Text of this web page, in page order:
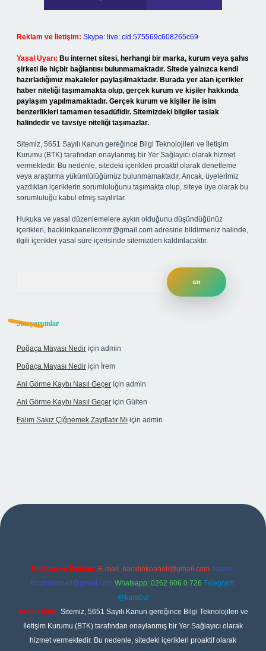
Reklam ve İletişim: Skype: live:.cid.575569c608265c69
Yasal Uyarı: Bu internet sitesi, herhangi bir marka, kurum veya şahıs
şirketi ile hiçbir bağlantısı bulunmamaktadır. Sitede yalnızca kendi
hazırladığımız makaleler paylaşılmaktadır. Burada yer alan içerikler
haber niteliği taşımamakta olup, gerçek kurum ve kişiler hakkında
paylaşım yapılmamaktadır. Gerçek kurum ve kişiler ile isim
benzerlikleri tamamen tesadüfidir. Sitemizdeki bilgiler taslak
halindedir ve tavsiye niteliği taşımazlar.
Sitemiz, 5651 Sayılı Kanun gereğince Bilgi Teknolojileri ve İletişim
Kurumu (BTK) tarafından onaylanmış bir Yer Sağlayıcı olarak hizmet
vermektedir. Bu nedenle, sitedeki içerikleri proaktif olarak denetleme
veya araştırma yükümlülüğümüz bulunmamaktadır. Ancak, üyelerimiz
yazdıkları içeriklerin sorumluluğunu taşımakta olup, siteye üye olarak bu
sorumluluğu kabul etmiş sayılırlar.
Hukuka ve yasal düzenlemelere aykırı olduğunu düşündüğünüz
içerikleri, backlinkpanelicomtr@gmail.com adresine bildirmeniz halinde,
ilgili içerikler yasal süre içerisinde sitemizden kaldırılacaktır.
Son yorumlar
Poğaça Mayası Nedir için admin
Poğaça Mayası Nedir için İrem
Ani Görme Kaybı Nasıl Geçer için admin
Ani Görme Kaybı Nasıl Geçer için Gülten
Falım Sakız Çiğnemek Zayıflatır Mı için admin
Reklam ve İletişim: E-mail: backlinkpaneli@gmail.com Teams:
forumhizmeti@gmail.com Whatsapp: 0262 606 0 726 Telegram:
@karabul
Yasal Uyarı: Sitemiz, 5651 Sayılı Kanun gereğince Bilgi Teknolojileri ve
İletişim Kurumu (BTK) tarafından onaylanmış bir Yer Sağlayıcı olarak
hizmet vermektedir. Bu nedenle, sitedeki içerikleri proaktif olarak